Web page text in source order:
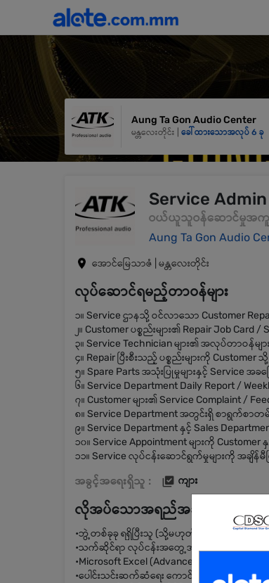
Aung Ta Gon Audio Center
မန္တလေးတိုင်း | ခေါ်ထားသောအလုပ် 6 ခု
Service Admin
ဝယ်ယူသူဝန်ဆောင်မှုအကူ |
Aung Ta Gon Audio
အောင်မြေသာဇံ | မန္တလေးတိုင်း
လုပ်ဆောင်ရမည့်တာဝန်များ
၁။ Service ဌာနသို့ ဝင်လာသော Customer
၂။ Customer ပစ္စည်းများ၏ Repair Job
၃။ Service Technician များ၏ အလုပ်တာဝန်မျ
၄။ Repair ပြီးစီးသည့် ပစ္စည်းများကို
၅။ Spare Parts အသုံးပြုမှုများနှင့် Service အခ
၆။ Service Department Daily Report /
၇။ Customer များ၏ Service Complaint /
၈။ Service Department အတွင်းရှိ စာရွက်စာတမ်
၉။ Service Department နှင့် Sales
၁၀။ Service Appointment များကို Customer နှ
၁၁။ Service လုပ်ငန်းဆောင်ရွက်မှုများကို အချိန်မီပ
အခွင့်အရေးရှိသူ : ကျား
လိုအပ်သောအရည်အချင်း
•ဘွဲ့တစ်ခုခု ရရှိပြီးသူ (သို့မဟုတ်) ကျောင်းကိစ္စ ကင်း
•သက်ဆိုင်ရာ လုပ်ငန်းအတွေ့အကြုံ အနည်းဆုံး (1)
•Microsoft Excel (Advanced) ကို ကျွမ်းကျင်စွ
•ပေါင်းသင်းဆက်ဆံရေး ကောင်းမွန်ပြီး ပြဿနာမျ